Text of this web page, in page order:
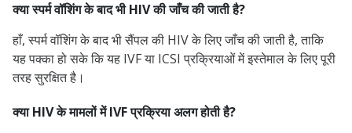
क्या स्पर्म वॉशिंग के बाद भी HIV की जाँच की जाती है?
हाँ, स्पर्म वॉशिंग के बाद भी सैंपल की HIV के लिए जाँच की जाती है, ताकि
यह पक्का हो सके कि यह IVF या ICSI प्रक्रियाओं में इस्तेमाल के लिए पूरी
तरह सुरक्षित है।
क्या HIV के मामलों में IVF प्रक्रिया अलग होती है?